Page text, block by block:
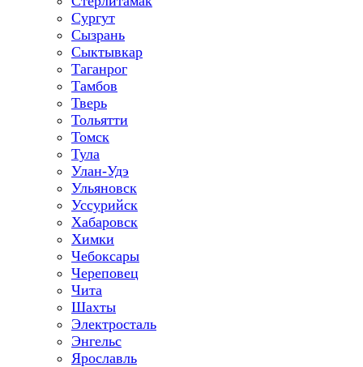
Сургут
Сызрань
Сыктывкар
Таганрог
Тамбов
Тверь
Тольятти
Томск
Тула
Улан-Удэ
Ульяновск
Уссурийск
Хабаровск
Химки
Чебоксары
Череповец
Чита
Шахты
Электросталь
Энгельс
Ярославль